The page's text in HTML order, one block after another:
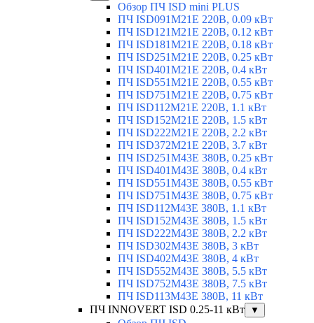
Обзор ПЧ ISD mini PLUS
ПЧ ISD091M21E 220В, 0.09 кВт
ПЧ ISD121M21E 220В, 0.12 кВт
ПЧ ISD181M21E 220В, 0.18 кВт
ПЧ ISD251M21E 220В, 0.25 кВт
ПЧ ISD401M21E 220В, 0.4 кВт
ПЧ ISD551M21E 220В, 0.55 кВт
ПЧ ISD751M21E 220В, 0.75 кВт
ПЧ ISD112M21E 220В, 1.1 кВт
ПЧ ISD152M21E 220В, 1.5 кВт
ПЧ ISD222M21E 220В, 2.2 кВт
ПЧ ISD372M21E 220В, 3.7 кВт
ПЧ ISD251M43E 380В, 0.25 кВт
ПЧ ISD401M43E 380В, 0.4 кВт
ПЧ ISD551M43E 380В, 0.55 кВт
ПЧ ISD751M43E 380В, 0.75 кВт
ПЧ ISD112M43E 380В, 1.1 кВт
ПЧ ISD152M43E 380В, 1.5 кВт
ПЧ ISD222M43E 380В, 2.2 кВт
ПЧ ISD302M43E 380В, 3 кВт
ПЧ ISD402M43E 380В, 4 кВт
ПЧ ISD552M43E 380В, 5.5 кВт
ПЧ ISD752M43E 380В, 7.5 кВт
ПЧ ISD113M43E 380В, 11 кВт
ПЧ INNOVERT ISD 0.25-11 кВт
▼